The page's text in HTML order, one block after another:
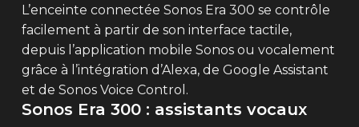
L’enceinte connectée Sonos Era 300 se contrôle
facilement à partir de son interface tactile,
depuis l’application mobile Sonos ou vocalement
grâce à l’intégration d’Alexa, de Google Assistant
et de Sonos Voice Control.
Sonos Era 300 : assistants vocaux